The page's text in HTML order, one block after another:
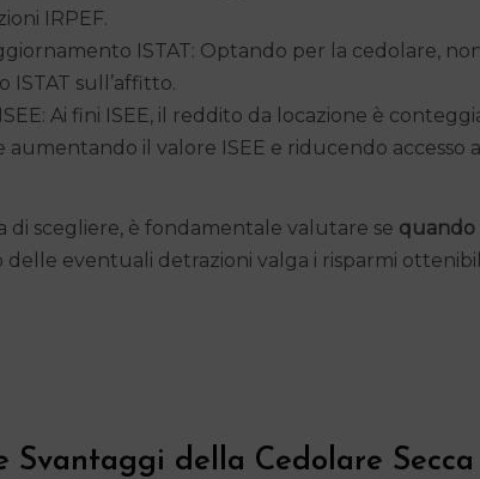
IRPEF.
ISTAT: Optando per la cedolare,
ISTAT sull’affitto.
Ai fini ISEE, il reddito da locazione è
il valore ISEE e riducendo accesso
di scegliere, è fondamentale valutare se quando
delle eventuali detrazioni valga i risparmi
Svantaggi della Cedolare Secca